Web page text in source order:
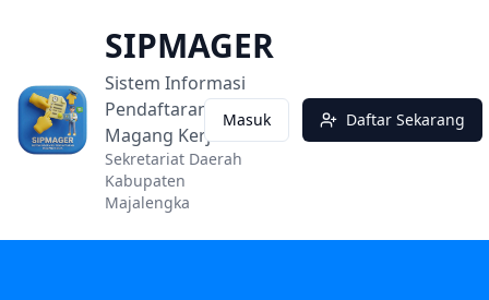
SIPMAGER
Sistem Informasi
Pendaftaran
Magang Kerja
Sekretariat Daerah
Kabupaten
Majalengka
Masuk Daftar Sekarang